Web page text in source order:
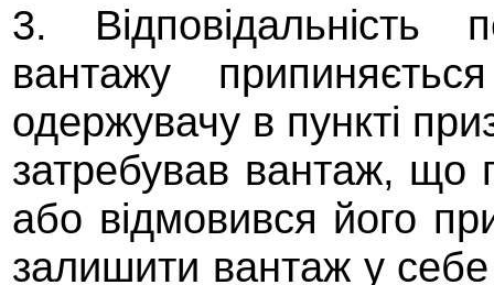
3. Відповідальність
вантажу
одержувачу в пункті
затребував вантаж, що
або відмовився його
залишити вантаж у себе